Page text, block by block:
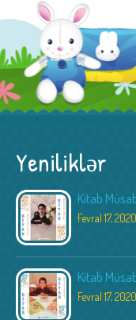
Yeniliklər
Kitab
Fevral 17, 2020
Kitab
Fevral 17, 2020